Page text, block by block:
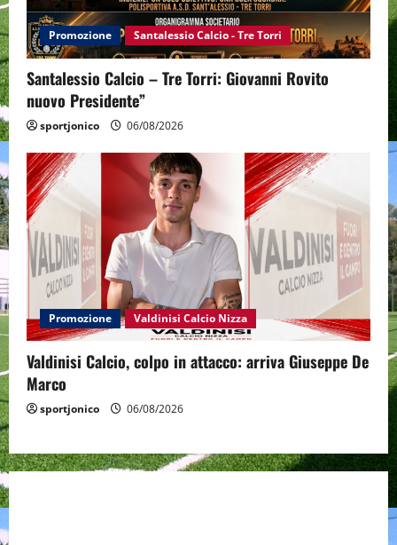
Promozione Santalessio Calcio - Tre Torri
Santalessio Calcio – Tre Torri: Giovanni Rovito
nuovo Presidente”
sportjonico 06/08/2026
Promozione Valdinisi Calcio Nizza
Valdinisi Calcio, colpo in attacco: arriva Giuseppe De
Marco
sportjonico 06/08/2026